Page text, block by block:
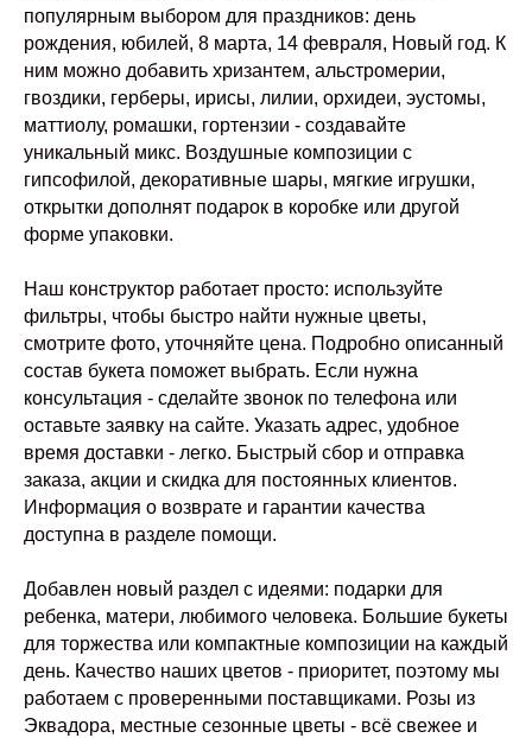
популярным выбором для праздников: день
рождения, юбилей, 8 марта, 14 февраля, Новый год. К
ним можно добавить хризантем, альстромерии,
гвоздики, герберы, ирисы, лилии, орхидеи, эустомы,
маттиолу, ромашки, гортензии - создавайте
уникальный микс. Воздушные композиции с
гипсофилой, декоративные шары, мягкие игрушки,
открытки дополнят подарок в коробке или другой
форме упаковки.
Наш конструктор работает просто: используйте
фильтры, чтобы быстро найти нужные цветы,
смотрите фото, уточняйте цена. Подробно описанный
состав букета поможет выбрать. Если нужна
консультация - сделайте звонок по телефона или
оставьте заявку на сайте. Указать адрес, удобное
время доставки - легко. Быстрый сбор и отправка
заказа, акции и скидка для постоянных клиентов.
Информация о возврате и гарантии качества
доступна в разделе помощи.
Добавлен новый раздел с идеями: подарки для
ребенка, матери, любимого человека. Большие букеты
для торжества или компактные композиции на каждый
день. Качество наших цветов - приоритет, поэтому мы
работаем с проверенными поставщиками. Розы из
Эквадора, местные сезонные цветы - всё свежее и
*запрещен в рф
Разработка сайта
Политика конфиденциальности
Оферта и реквизиты
ИП Сидорова Ирина
Order@bloomandflame.ru
+7 (985) 007-67-04
Контакты
Отзывы
Ответы на вопросы
Доставка
О нас
Свадебные букеты
Ароматы для дома
Декор для дома
ПОКУПАТЕЛЯМ